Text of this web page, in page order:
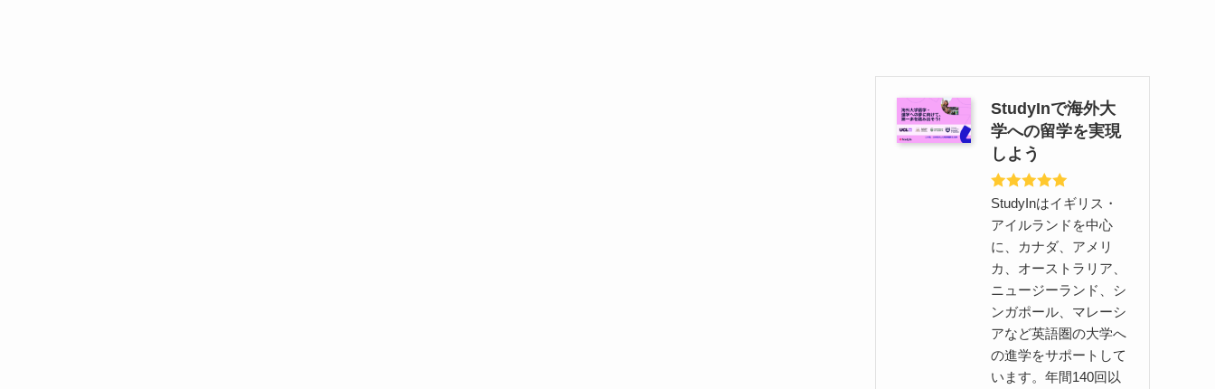
StudyInで海外大
学への留学を実現
しよう
StudyInはイギリス・
アイルランドを中心
に、カナダ、アメリ
カ、オーストラリア、
ニュージーランド、シ
ンガポール、マレーシ
アなど英語圏の大学へ
の進学をサポートして
います。年間140回以